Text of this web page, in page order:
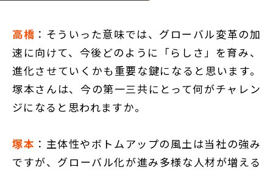
高橋 ：そういった意味では、グローバル変革の加
速に向けて、今後どのように「らしさ」を育み、
進化させていくかも重要な鍵になると思います。
塚本さんは、今の第一三共にとって何がチャレン
ジになると思われますか。
塚本 ：主体性やボトムアップの風土は当社の強み
ですが、グローバル化が進み多様な人材が増える